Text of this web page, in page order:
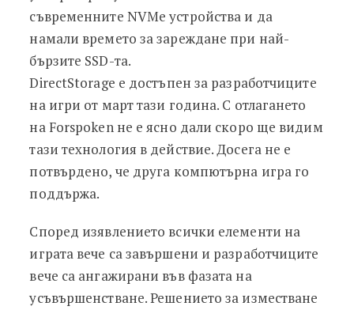
съвременните NVMe устройства и да
намали времето за зареждане при най-
бързите SSD-та.
DirectStorage е достъпен за разработчиците
на игри от март тази година. С отлагането
на Forspoken не е ясно дали скоро ще видим
тази технология в действие. Досега не е
потвърдено, че друга компютърна игра го
поддържа.
Според изявлението всички елементи на
играта вече са завършени и разработчиците
вече са ангажирани във фазата на
усъвършенстване. Решението за изместване